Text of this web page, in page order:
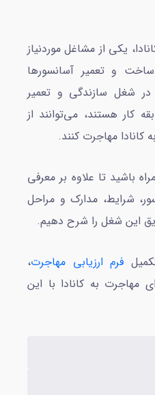
یکی از مشاغل موردنیاز
و تعمیر آسانسورها
شغل سازندگی و تعمیر
کار هستند، می‌توانند از
مهاجرت کنند.
باشید تا علاوه بر معرفی
شرایط، مدارک و مراحل
این شغل را شرح دهیم.
فرم ارزیابی مهاجرت،
مهاجرت به کانادا با این